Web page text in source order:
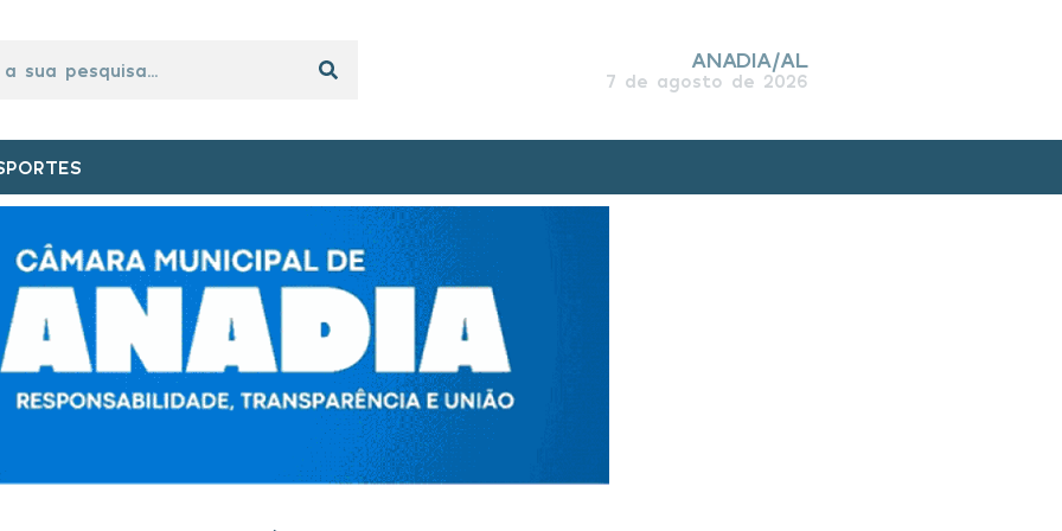
ANADIA/AL
7 de agosto de 2026